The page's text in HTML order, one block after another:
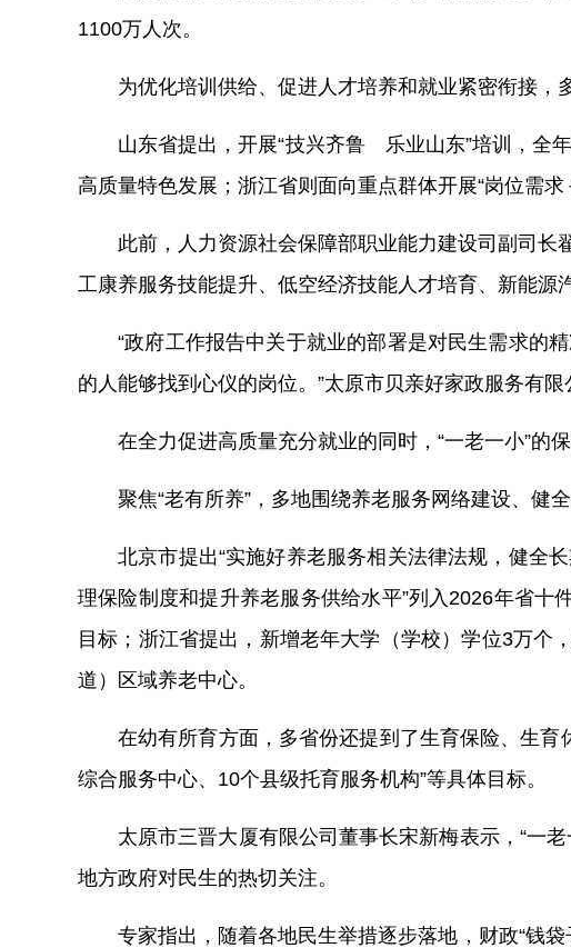
1100万人次。
为优化培训供给、促进人才培养和就业紧密衔接，
山东省提出，开展“技兴齐鲁 乐业山东”培训，全
高质量特色发展；浙江省则面向重点群体开展“岗位需
此前，人力资源社会保障部职业能力建设司副司
工康养服务技能提升、低空经济技能人才培育、新能源
“政府工作报告中关于就业的部署是对民生需求的
的人能够找到心仪的岗位。”太原市贝亲好家政服务有限
在全力促进高质量充分就业的同时，“一老一小”的
聚焦“老有所养”，多地围绕养老服务网络建设、健
北京市提出“实施好养老服务相关法律法规，健全
理保险制度和提升养老服务供给水平”列入2026年省十
目标；浙江省提出，新增老年大学（学校）学位3万个
道）区域养老中心。
在幼有所育方面，多省份还提到了生育保险、生育
综合服务中心、10个县级托育服务机构”等具体目标。
太原市三晋大厦有限公司董事长宋新梅表示，“一
地方政府对民生的热切关注。
专家指出，随着各地民生举措逐步落地，财政“钱